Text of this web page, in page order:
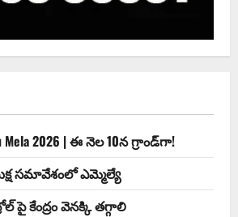
Mela 2026 | ఈ నెల 10న గ్రాండ్‌గా!
సమావేశంలో ఎమ్మెల్యే
పై కేంద్రం వెనక్కి తగ్గాలి